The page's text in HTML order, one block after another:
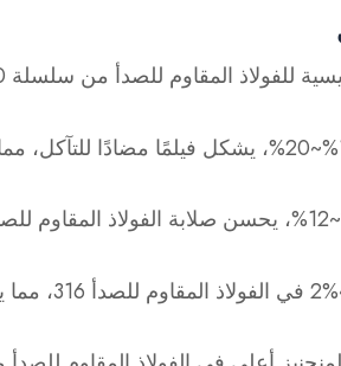
المقاوم للصدأ من سلسلة 300 تشمل ما يلي:
التآكل لـ 316 في الكلوريدات.